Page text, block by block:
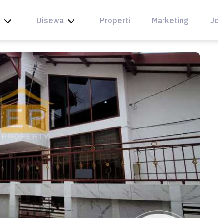
Disewa Properti Marketing